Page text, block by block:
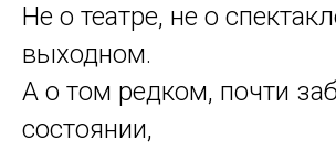
Не о театре, не о
выходном.
А о том редком, почти
состоянии,